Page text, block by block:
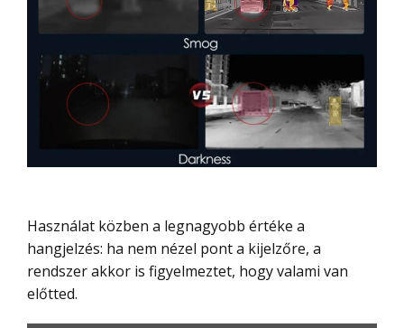
Használat közben a legnagyobb értéke a
hangjelzés: ha nem nézel pont a kijelzőre, a
rendszer akkor is figyelmeztet, hogy valami van
előtted.